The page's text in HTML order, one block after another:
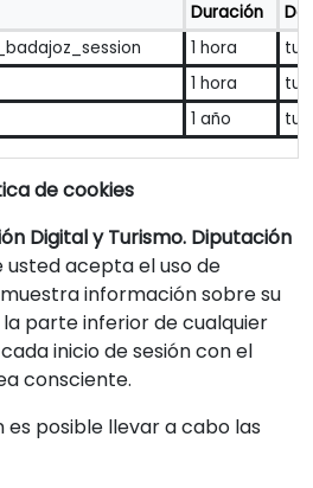
Duración
1 hora
1 hora
1 año
de cookies
Digital y Turismo. Diputación
usted acepta el uso de
información sobre su
parte inferior de cualquier
inicio de sesión con el
consciente.
posible llevar a cabo las